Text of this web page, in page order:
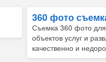
360 фото
Съемка 360 фото
объектов услуг и
качественно и